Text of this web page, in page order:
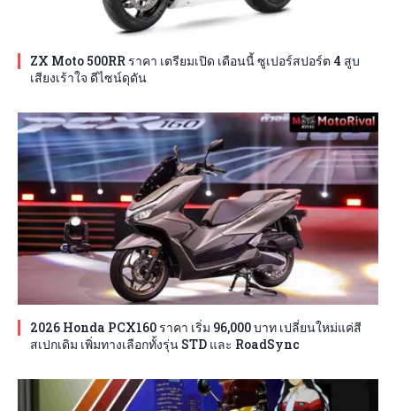
ZX Moto 500RR ราคา เตรียมเปิด เดือนนี้ ซูเปอร์สปอร์ต 4 สูบ
เสียงเร้าใจ ดีไซน์ดุดัน
2026 Honda PCX160 ราคา เริ่ม 96,000 บาท เปลี่ยนใหม่แค่สี
สเปกเดิม เพิ่มทางเลือกทั้งรุ่น STD และ RoadSync